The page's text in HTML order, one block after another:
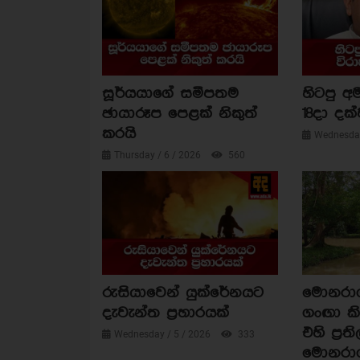
සූර්යයාගේ සමීපතම
ඡායාරූප පෙළක් නිකුත්
කරයි
Thursday / 6 / 2026 560
හිටපු
18දා
රුසියාවෙන් යුක්රේනයට
දැවැන්ත ප්‍රහාරයක්
Wednesday / 5 / 2026 333
ගංඟා
එහි